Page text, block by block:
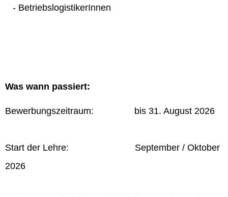
- BetriebslogistikerInnen
Was wann passiert:
Bewerbungszeitraum: bis 31. August 2026
Start der Lehre: September / Oktober
2026